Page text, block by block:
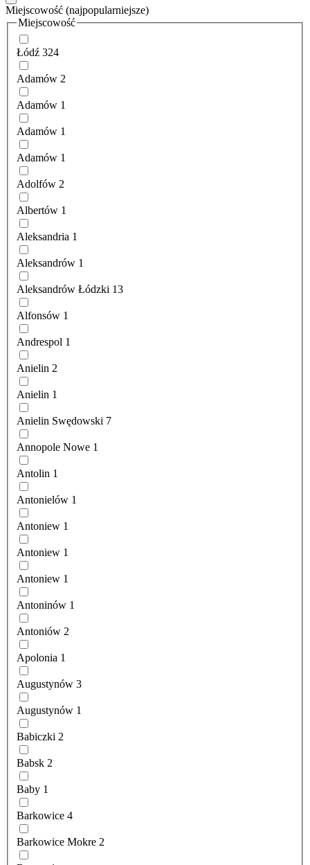
Miejscowość (najpopularniejsze)
Miejscowość
Łódź 324
Adamów 2
Adamów 1
Adamów 1
Adamów 1
Adolfów 2
Albertów 1
Aleksandria 1
Aleksandrów 1
Aleksandrów Łódzki 13
Alfonsów 1
Andrespol 1
Anielin 2
Anielin 1
Anielin Swędowski 7
Annopole Nowe 1
Antolin 1
Antonielów 1
Antoniew 1
Antoniew 1
Antoniew 1
Antoninów 1
Antoniów 2
Apolonia 1
Augustynów 3
Augustynów 1
Babiczki 2
Babsk 2
Baby 1
Barkowice 4
Barkowice Mokre 2